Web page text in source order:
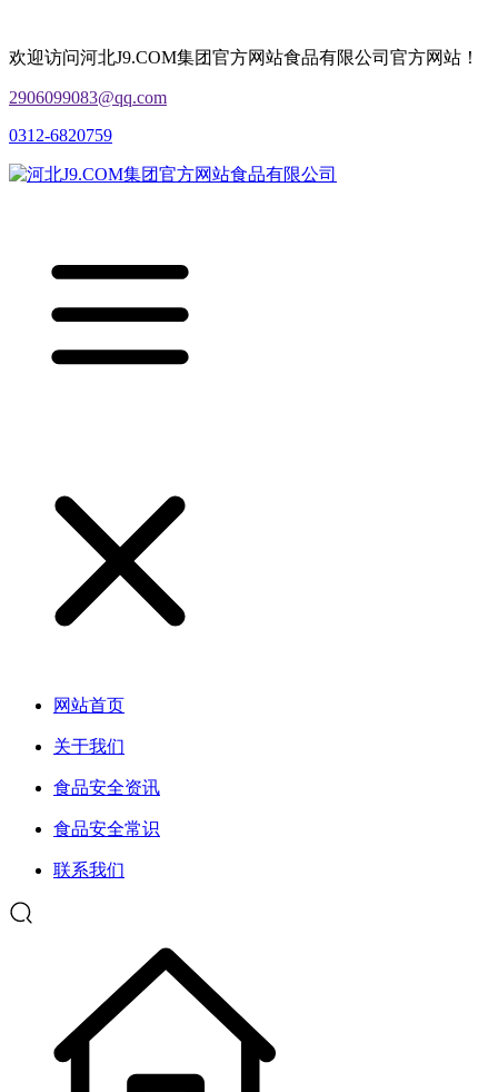
欢迎访问河北J9.COM集团官方网站食品有限公司官方网站！
2906099083@qq.com
0312-6820759
网站首页
关于我们
食品安全资讯
食品安全常识
联系我们